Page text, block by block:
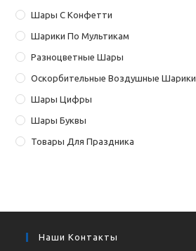
Шары С Конфетти
Шарики По Мультикам
Разноцветные Шары
Оскорбительные Воздушные Шарики
Шары Цифры
Шары Буквы
Товары Для Праздника
Наши Контакты